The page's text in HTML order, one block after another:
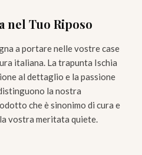
nel Tuo Riposo
a portare nelle vostre case
italiana. La trapunta Ischia
al dettaglio e la passione
la nostra
che è sinonimo di cura e
vostra meritata quiete.